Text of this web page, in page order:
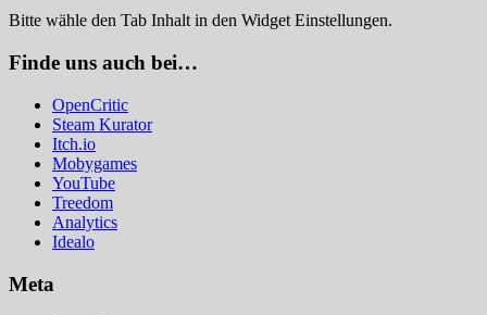
Bitte wähle den Tab Inhalt in den Widget Einstellungen.
Finde uns auch bei…
OpenCritic
Steam Kurator
Itch.io
Mobygames
YouTube
Treedom
Analytics
Idealo
Meta